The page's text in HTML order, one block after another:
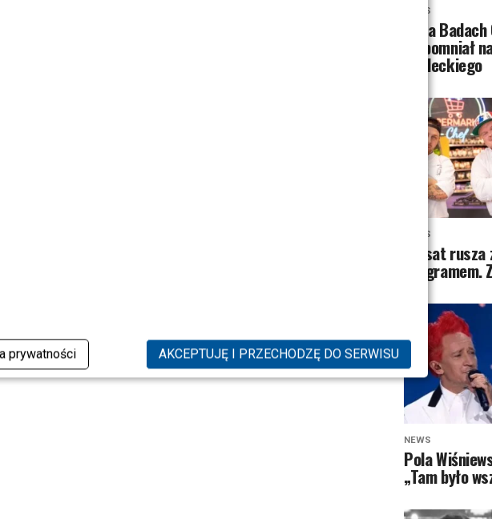
prywatności AKCEPTUJĘ I PRZECHODZĘ DO SERWISU
NEWS
Kuba
Wspomniał
Wodeckiego
NEWS
Polsat
NEWS
Pola
„Tam było